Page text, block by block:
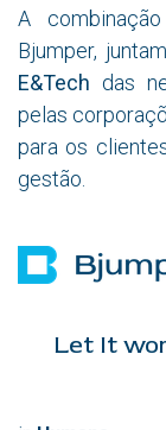
A
Bjumper,
E&Tech das
pelas
para os
gestão.
Let It